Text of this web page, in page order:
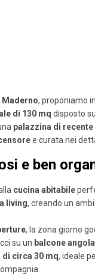
Maderno, proponiamo
di 130 mq disposto
palazzina di
e curata nei
e ben
cucina abitabile
living, creando un
, la zona giorno
su un balcone
circa 30 mq, ideale